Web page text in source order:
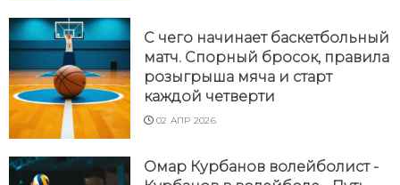
С чего начинает баскетбольный
матч. Спорный бросок, правила
розыгрыша мяча и старт
каждой четверти
02 АПР 2026
Омар Курбанов волейболист -